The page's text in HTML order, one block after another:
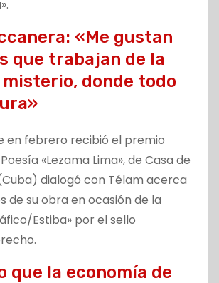
«Me gustan
que trabajan de la
misterio, donde todo
en febrero recibió el premio
«Lezama Lima», de Casa de
dialogó con Télam acerca
de su obra en ocasión de la
Estiba» por el sello
que la economía de